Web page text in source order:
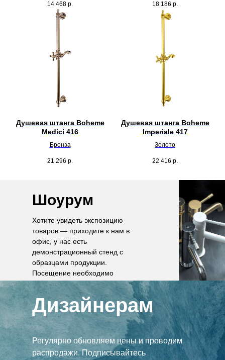
14 468 р. 18 186 р.
Душевая штанга Boheme
Medici 416
Бронза
21 296 р.
Душевая штанга Boheme
Imperiale 417
Золото
22 416 р.
Шоурум
Хотите увидеть экспозицию
товаров — приходите к нам в
офис, у нас есть
демонстрационный стенд с
образцами продукции.
Посещение необходимо
согласовать по телефону.
Дизайнерам
Регулярно обновляем цены и проводим
распродажи. Подписывайтесь